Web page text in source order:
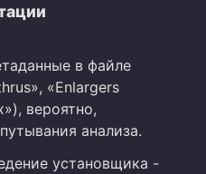
в файле
«Enlargers
вероятно,
анализа.
установщика -